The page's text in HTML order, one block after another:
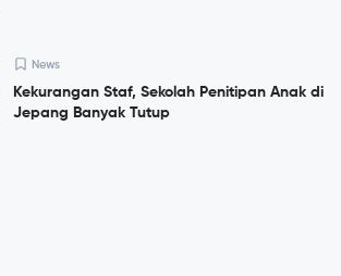
News
Kekurangan Staf, Sekolah Penitipan Anak di
Jepang Banyak Tutup